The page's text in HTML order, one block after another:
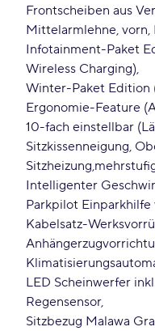
Frontscheiben aus
Mittelarmlehne, vorn,
Infotainment-Paket
Wireless Charging)
Winter-Paket Edition
Ergonomie-Feature
10-fach einstellbar
Sitzkissenneigung,
Sitzheizung
Intelligenter
Parkpilot
Kabelsatz-
LED Scheinwerfer
Regensensor
Sitzbezug Malawa